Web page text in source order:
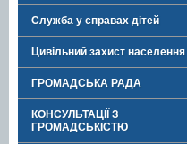
Служба у справах дітей
Цивільний захист населення
ГРОМАДСЬКА РАДА
КОНСУЛЬТАЦІЇ З
ГРОМАДСЬКІСТЮ